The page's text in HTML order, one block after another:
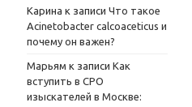
Карина к записи Что такое
Acinetobacter calcoaceticus и
почему он важен?
Марьям к записи Как
вступить в СРО
изыскателей в Москве: